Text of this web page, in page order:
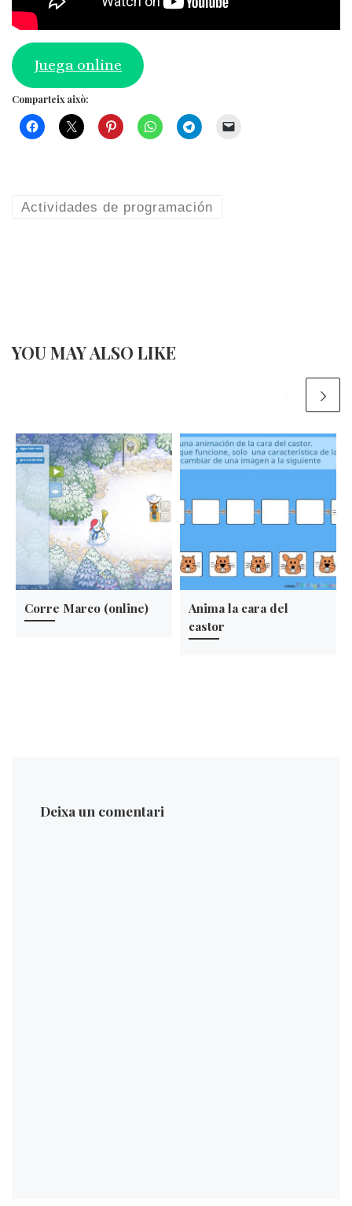
Juega online
Comparteix això:
Actividades de programación
YOU MAY ALSO LIKE
Corre Marco (online)
Anima la cara del
castor
Deixa un comentari